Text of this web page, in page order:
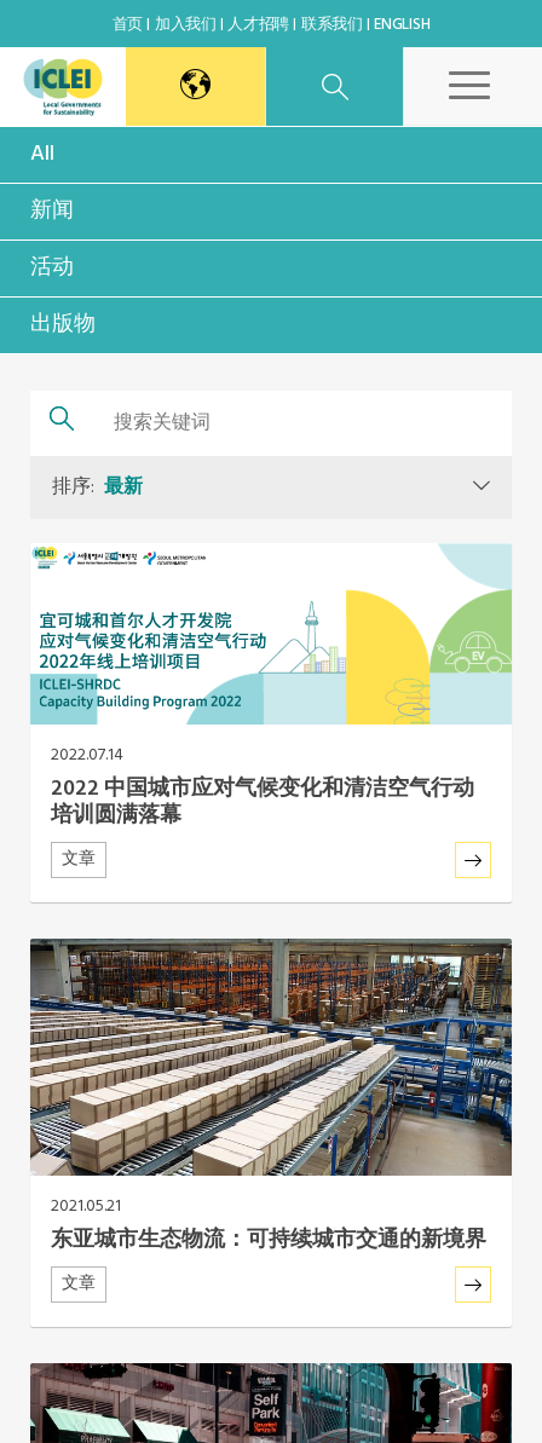
首页 加入我们 人才招聘 联系我们 ENGLISH
东亚秘书处
韩国办公室
日本办公室
北京代表处
高雄能力建设中心
全球秘书处
非洲秘书处
欧洲秘书处
加拿大办公室
美国办公室
墨西哥、中美洲和加勒比海区秘书处
大洋洲秘书处
南美洲秘书处
南亚秘书处
东南亚秘书处
All
新闻
活动
出版物
排序: 最新
2022.07.14
2022 中国城市应对气候变化和清洁空气行动
培训圆满落幕
文章
2021.05.21
东亚城市生态物流：可持续城市交通的新境界
文章